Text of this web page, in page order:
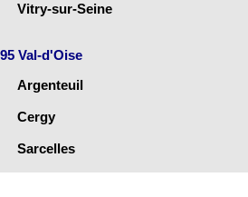
Vitry-sur-Seine
95 Val-d'Oise
Argenteuil
Cergy
Sarcelles